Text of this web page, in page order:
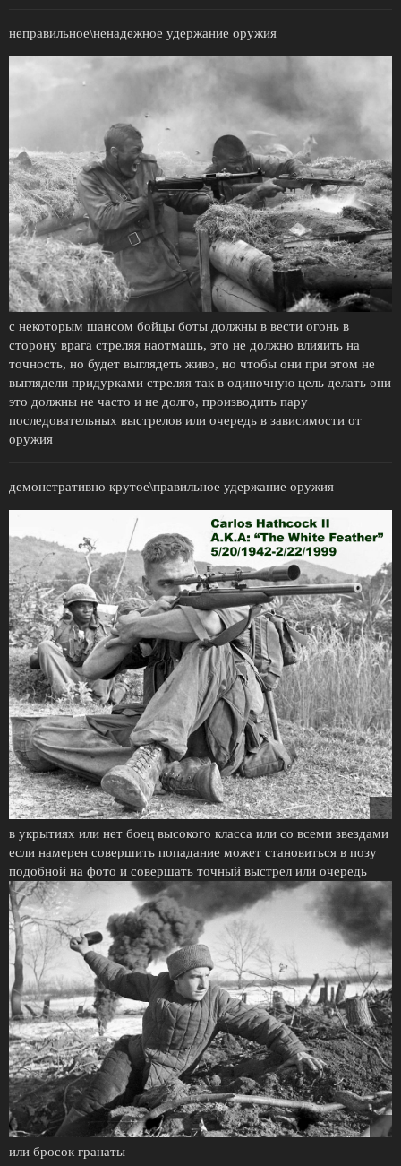
неправильное\ненадежное удержание оружия
с некоторым шансом бойцы боты должны в вести огонь в
сторону врага стреляя наотмашь, это не должно влияить на
точность, но будет выглядеть живо, но чтобы они при этом не
выглядели придурками стреляя так в одиночную цель делать они
это должны не часто и не долго, производить пару
последовательных выстрелов или очередь в зависимости от
оружия
демонстративно крутое\правильное удержание оружия
в укрытиях или нет боец высокого класса или со всеми звездами
если намерен совершить попадание может становиться в позу
подобной на фото и совершать точный выстрел или очередь
или бросок гранаты